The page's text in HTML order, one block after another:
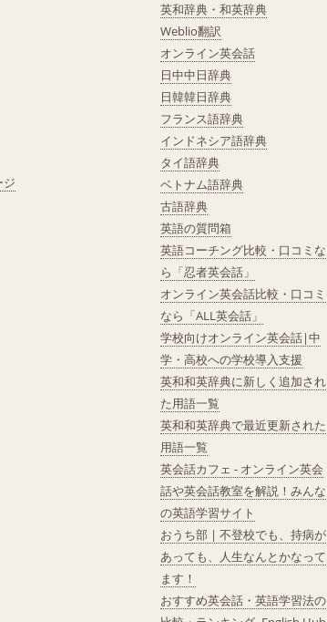
ジ
英和辞典・和英辞典
Weblio翻訳
オンライン英会話
日中中日辞典
日韓韓日辞典
フランス語辞典
インドネシア語辞典
タイ語辞典
ベトナム語辞典
古語辞典
英語の質問箱
英語コーチング比較・口コミな
ら「忍者英会話」
オンライン英会話比較・口コミ
なら「ALL英会話」
学校向けオンライン英会話|中
学・高校への学校導入支援
英和和英辞典に新しく追加され
た用語一覧
英和和英辞典で最近更新された
用語一覧
英会話カフェ - オンライン英会
話や英会話教室を解説！みんな
の英語学習サイト
おうち部 | 不登校でも、持病が
あっても、人生なんとかなって
ます！
おすすめ英会話・英語学習法の